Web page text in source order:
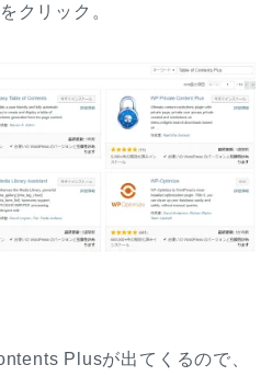
クリック。
Plusが出てくるので、